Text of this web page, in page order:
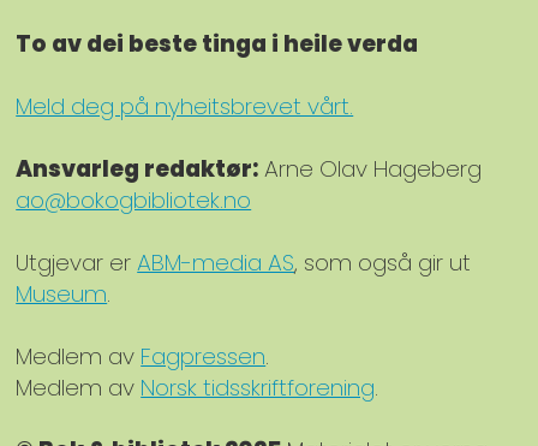
To av dei beste tinga i heile verda
Meld deg på nyheitsbrevet vårt.
Ansvarleg redaktør:Arne Olav Hageberg
ao@bokogbibliotek.no
Utgjevar erABM-media AS, som også gir ut
Museum.
Medlem av Fagpressen.
Medlem av Norsk tidsskriftforening.